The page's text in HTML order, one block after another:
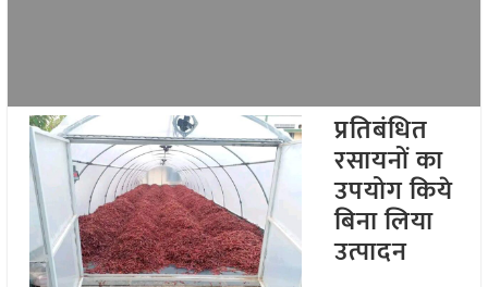
प्रतिबंधित
रसायनों का
उपयोग किये
बिना लिया
उत्पादन